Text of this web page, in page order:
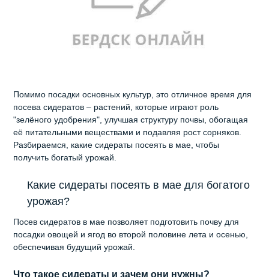
Помимо посадки основных культур, это отличное время для
посева сидератов – растений, которые играют роль
"зелёного удобрения", улучшая структуру почвы, обогащая
её питательными веществами и подавляя рост сорняков.
Разбираемся, какие сидераты посеять в мае, чтобы
получить богатый урожай.
Какие сидераты посеять в мае для богатого
урожая?
Посев сидератов в мае позволяет подготовить почву для
посадки овощей и ягод во второй половине лета и осенью,
обеспечивая будущий урожай.
Что такое сидераты и зачем они нужны?